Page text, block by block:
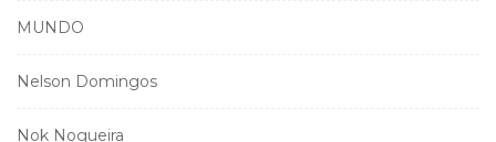
MUNDO
Nelson Domingos
Nok Nogueira